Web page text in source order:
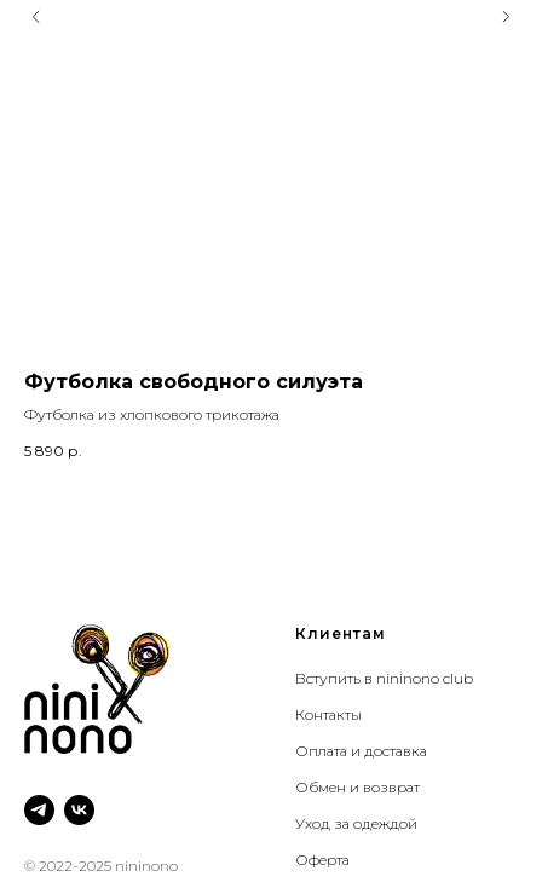
Футболка свободного силуэта
Футболка из хлопкового трикотажа
5 890 р.
© 2022-2025 nininono
Клиентам
Вступить в nininono club
Контакты
Оплата и доставка
Обмен и возврат
Уход за одеждой
Оферта